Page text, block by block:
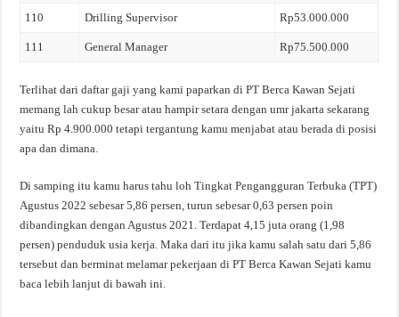
110 Drilling Supervisor Rp53.000.000
111 General Manager Rp75.500.000
Terlihat dari daftar gaji yang kami paparkan di PT Berca Kawan Sejati
memang lah cukup besar atau hampir setara dengan umr jakarta sekarang
yaitu Rp 4.900.000 tetapi tergantung kamu menjabat atau berada di posisi
apa dan dimana.
Di samping itu kamu harus tahu loh Tingkat Pengangguran Terbuka (TPT)
Agustus 2022 sebesar 5,86 persen, turun sebesar 0,63 persen poin
dibandingkan dengan Agustus 2021. Terdapat 4,15 juta orang (1,98
persen) penduduk usia kerja. Maka dari itu jika kamu salah satu dari 5,86
tersebut dan berminat melamar pekerjaan di PT Berca Kawan Sejati kamu
baca lebih lanjut di bawah ini.